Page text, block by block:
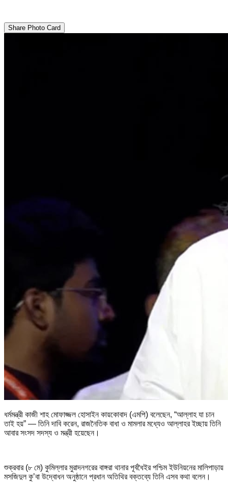
Share Photo Card
ধর্মমন্ত্রী কাজী শাহ মোফাজ্জল হোসাইন কায়কোবাদ (এমপি) বলেছেন, “আল্লাহ যা চান
তাই হয়” — তিনি দাবি করেন, রাজনৈতিক বাধা ও মামলার মধ্যেও আল্লাহর ইচ্ছায় তিনি
আবার সংসদ সদস্য ও মন্ত্রী হয়েছেন।
শুক্রবার (৮ মে) কুমিল্লার মুরাদনগরের বাঙ্গরা থানার পূর্বধৈইর পশ্চিম ইউনিয়নের মালিপাড়ায়
মসজিদুল কু’বা উদ্বোধন অনুষ্ঠানে প্রধান অতিথির বক্তব্যে তিনি এসব কথা বলেন।